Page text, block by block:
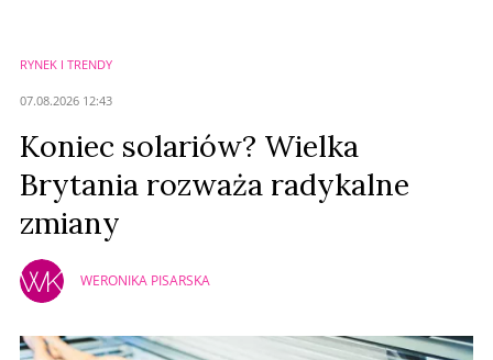
RYNEK I TRENDY
07.08.2026 12:43
Koniec solariów? Wielka
Brytania rozważa radykalne
zmiany
WERONIKA PISARSKA